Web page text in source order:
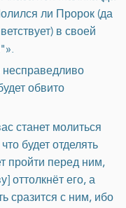
ли Пророк (да
в своей
обвито
станет молиться
будет отделять
пройти перед ним,
оттолкнёт его, а
сразится с ним, ибо